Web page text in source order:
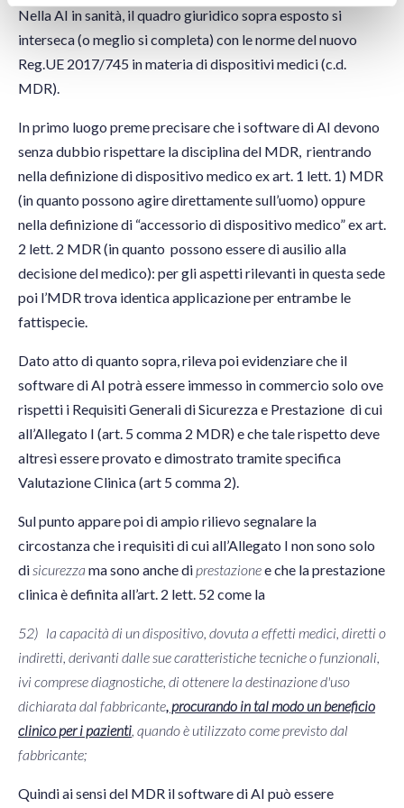
Nella AI in sanità, il quadro giuridico sopra esposto si
interseca (o meglio si completa) con le norme del nuovo
Reg.UE 2017/745 in materia di dispositivi medici (c.d.
MDR).
In primo luogo preme precisare che i software di AI devono
senza dubbio rispettare la disciplina del MDR, rientrando
nella definizione di dispositivo medico ex art. 1 lett. 1) MDR
(in quanto possono agire direttamente sull’uomo) oppure
nella definizione di “accessorio di dispositivo medico” ex art.
2 lett. 2 MDR (in quanto possono essere di ausilio alla
decisione del medico): per gli aspetti rilevanti in questa sede
poi l’MDR trova identica applicazione per entrambe le
fattispecie.
Dato atto di quanto sopra, rileva poi evidenziare che il
software di AI potrà essere immesso in commercio solo ove
rispetti i Requisiti Generali di Sicurezza e Prestazione di cui
all’Allegato I (art. 5 comma 2 MDR) e che tale rispetto deve
altresì essere provato e dimostrato tramite specifica
Valutazione Clinica (art 5 comma 2).
Sul punto appare poi di ampio rilievo segnalare la
circostanza che i requisiti di cui all’Allegato I non sono solo
disicurezza ma sono anche di prestazionee che la prestazione
clinica è definita all’art. 2 lett. 52 come la
52) la capacità di un dispositivo, dovuta a effetti medici, diretti o
indiretti, derivanti dalle sue caratteristiche tecniche o funzionali,
ivi comprese diagnostiche, di ottenere la destinazione d'uso
dichiarata dal fabbricante, procurando in tal modo un beneficio
clinico per i pazienti, quando è utilizzato come previsto dal
fabbricante;
Quindi ai sensi del MDR il software di AI può essere